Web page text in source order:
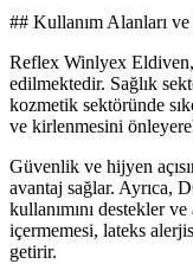
## Kullanım Alanları
Reflex Winlyex
edilmektedir. Sağlık
kozmetik sektöründe
ve kirlenmesini
Güvenlik ve hijyen
avantaj sağlar. Ayrıca,
kullanımını destekler
içermemesi, lateks
getirir.